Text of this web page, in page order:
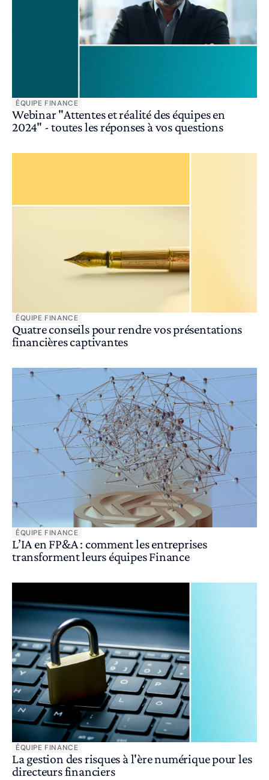
ÉQUIPE FINANCE
Webinar "Attentes et réalité des équipes en
2024" - toutes les réponses à vos questions
ÉQUIPE FINANCE
Quatre conseils pour rendre vos présentations
financières captivantes
ÉQUIPE FINANCE
L’IA en FP&A : comment les entreprises
transforment leurs équipes Finance
ÉQUIPE FINANCE
La gestion des risques à l'ère numérique pour les
directeurs financiers